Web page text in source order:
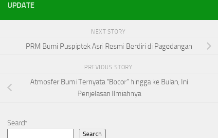
UPDATE
NEXT STORY
PRM Bumi Puspiptek Asri Resmi Berdiri di Pagedangan
PREVIOUS STORY
Atmosfer Bumi Ternyata “Bocor” hingga ke Bulan, Ini
Penjelasan Ilmiahnya
Search
Search